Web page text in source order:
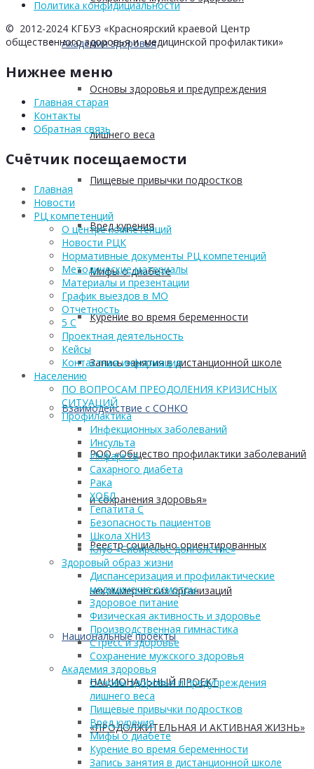
Академия здоровья
Основы здоровья и предупреждения
лишнего веса
Пищевые привычки подростков
Вред курения
Мифы о диабете
Курение во время беременности
Запись занятия в дистанционной школе
Взаимодействие с СОНКО
РОО «Общество профилактики заболеваний
и сохранения здоровья»
Реестр социально ориентированных
некоммерческих организаций
Национальные проекты
НАЦИОНАЛЬНЫЙ ПРОЕКТ
«ПРОДОЛЖИТЕЛЬНАЯ И АКТИВНАЯ ЖИЗНЬ»
Политика конфидициальности
© 2012-2024 КГБУЗ «Красноярский краевой Центр
общественного здоровья и медицинской профилактики»
Нижнее меню
Главная старая
Контакты
Обратная связь
Счётчик посещаемости
Главная
Новости
РЦ компетенций
О центре компетенций
Новости РЦК
Нормативные документы РЦ компетенций
Методические материалы
Материалы и презентации
График выездов в МО
Отчетность
5 С
Проектная деятельность
Кейсы
Контактная информация
Населению
ПО ВОПРОСАМ ПРЕОДОЛЕНИЯ КРИЗИСНЫХ
СИТУАЦИЙ
Профилактика
Инфекционных заболеваний
Инсульта
Инфаркта
Сахарного диабета
Рака
ХОБЛ
Гепатита С
Безопасность пациентов
Школа ХНИЗ
Клуб «Сибирское долголетие»
Здоровый образ жизни
Диспансеризация и профилактические
медицинские осмотры
Здоровое питание
Физическая активность и здоровье
Производственная гимнастика
Стресс и здоровье
Сохранение мужского здоровья
Академия здоровья
Основы здоровья и предупреждения
лишнего веса
Пищевые привычки подростков
Вред курения
Мифы о диабете
Курение во время беременности
Запись занятия в дистанционной школе